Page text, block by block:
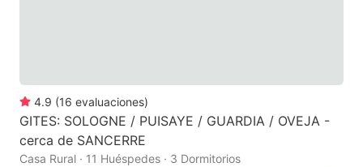
4.9 (16 evaluaciones)
GITES: SOLOGNE / PUISAYE / GUARDIA / OVEJA -
cerca de SANCERRE
Casa Rural · 11 Huéspedes · 3 Dormitorios